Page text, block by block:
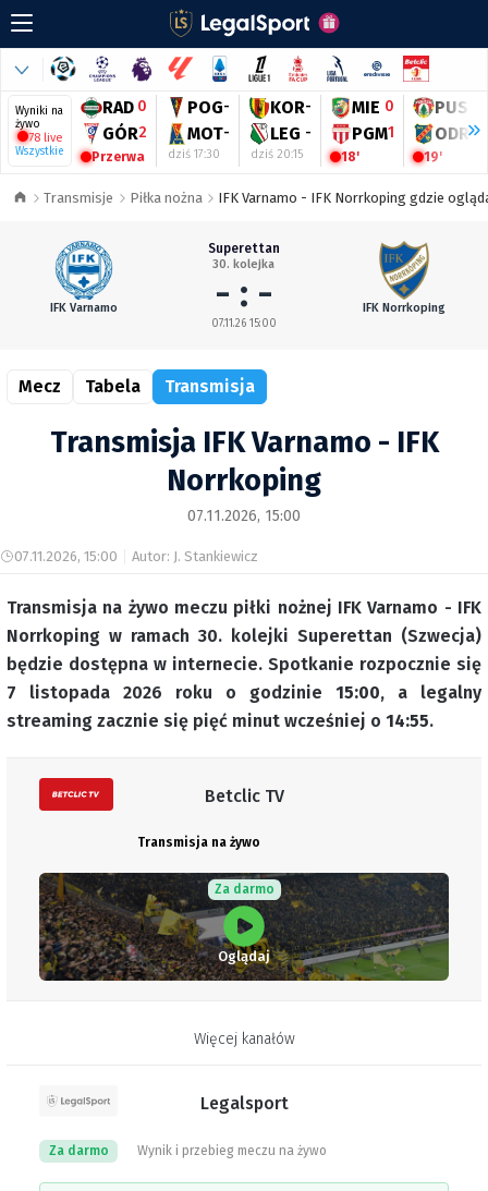
Wyniki na
żywo
78 live
Wszystkie
RAD 0
GÓR2
Przerwa
POG-
MOT-
dziś 17:30
KOR-
LEG -
dziś 20:15
MIE 0
PGM1
18'
PUS
ODR1
19'
Transmisje Piłka nożna IFK Varnamo - IFK Norrkoping gdzie
IFK Varnamo
Superettan
30. kolejka
- : -
07.11.26 15:00
IFK Norrkoping
Mecz Tabela Transmisja
Transmisja IFK Varnamo - IFK
Norrkoping
07.11.2026, 15:00
07.11.2026, 15:00 Autor: J. Stankiewicz
Transmisja na żywo meczu piłki nożnej IFK Varnamo - IFK
Norrkoping w ramach 30. kolejki Superettan (Szwecja)
będzie dostępna w internecie. Spotkanie rozpocznie się
7 listopada 2026 roku o godzinie 15:00, a legalny
streaming zacznie się pięć minut wcześniej o 14:55.
Betclic TV
Transmisja na żywo
Za darmo
Oglądaj
Więcej kanałów
Legalsport
Wynik i przebieg meczu na żywo
Za darmo